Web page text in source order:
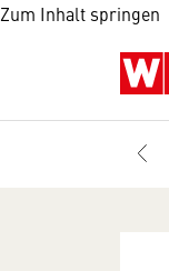
Zum Inhalt springen